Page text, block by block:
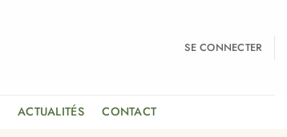
SE CONNECTER
ACTUALITÉS CONTACT